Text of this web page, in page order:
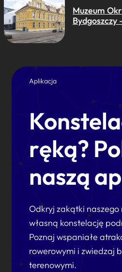
Muzeum
Bydgoszczy
Aplikacja
ręką?
naszą
Odkryj zakątki
własną konstelację
Poznaj wspaniałe
rowerowymi i zwiedzaj
terenowymi.